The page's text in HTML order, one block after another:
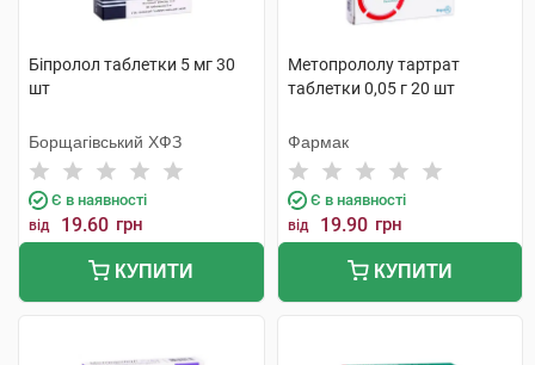
Біпролол таблетки 5 мг 30
шт
Борщагівський ХФЗ
Є в наявності
від 19.60 грн
КУПИТИ
Метопрололу тартрат
таблетки 0,05 г 20 шт
Фармак
Є в наявності
від 19.90 грн
КУПИТИ